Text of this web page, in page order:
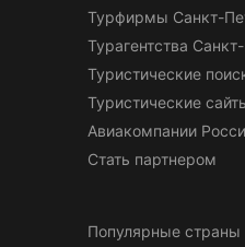
Турфирмы Санкт-
Турагентства
Туристические
Туристические
Авиакомпании
Стать партнером
Популярные страны